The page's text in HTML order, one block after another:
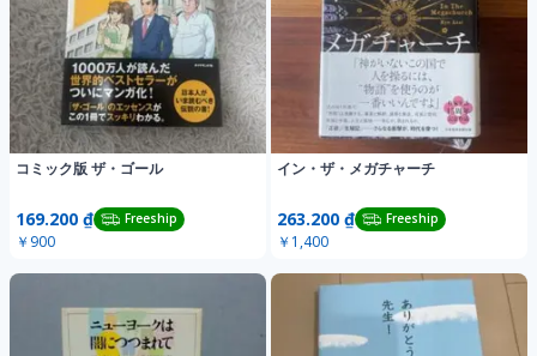
コミック版 ザ・ゴール
169.200 ₫ Freeship
￥900
イン・ザ・メガチャーチ
263.200 ₫ Freeship
￥1,400